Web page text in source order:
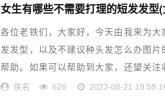
女生有哪些不需要打理的短发发型
各位老铁们，大家好，今天由我来为
发发型，以及不建议种头发怎么办图
帮助。如果可以帮助到大家，还望关
的动力……
佚名 626 2023-08-21